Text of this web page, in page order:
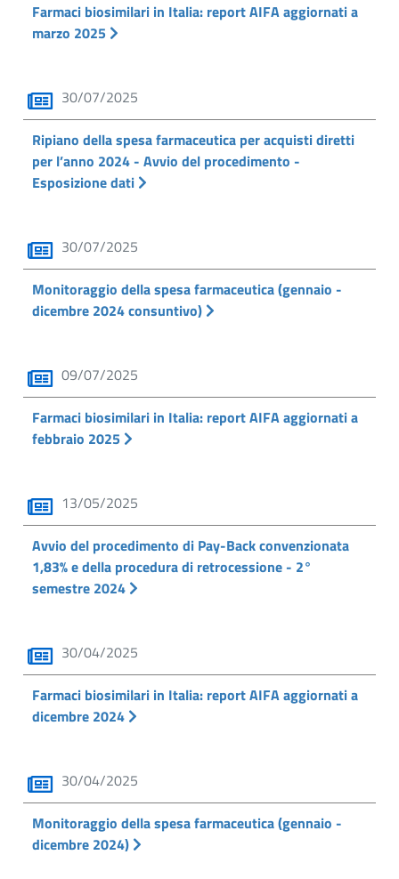
Farmaci biosimilari in Italia: report AIFA aggiornati a
marzo 2025
30/07/2025
Ripiano della spesa farmaceutica per acquisti diretti
per l’anno 2024 - Avvio del procedimento -
Esposizione dati
30/07/2025
Monitoraggio della spesa farmaceutica (gennaio -
dicembre 2024 consuntivo)
09/07/2025
Farmaci biosimilari in Italia: report AIFA aggiornati a
febbraio 2025
13/05/2025
Avvio del procedimento di Pay-Back convenzionata
1,83% e della procedura di retrocessione - 2°
semestre 2024
30/04/2025
Farmaci biosimilari in Italia: report AIFA aggiornati a
dicembre 2024
30/04/2025
Monitoraggio della spesa farmaceutica (gennaio -
dicembre 2024)